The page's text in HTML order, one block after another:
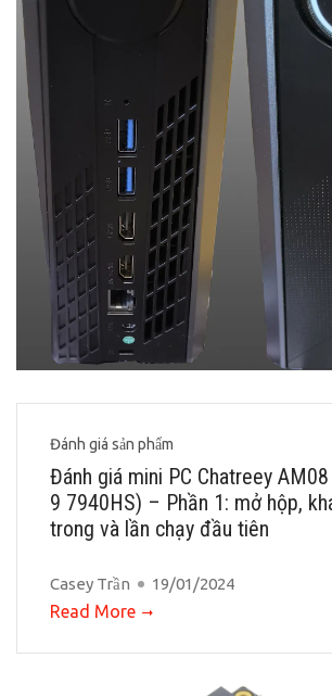
Đánh giá sản phẩm
Đánh giá mini PC Chatreey
9 7940HS) – Phần 1: mở hộp,
trong và lần chạy đầu tiên
Casey Trần 19/01/2024
Read More